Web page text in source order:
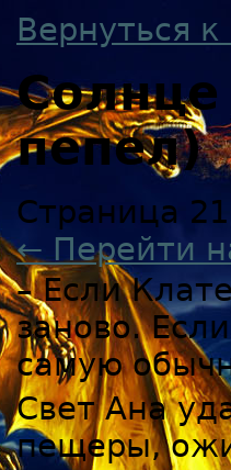
Вернуться к
пепел)
Страница
← Перейти
– Если
заново.
самую
Свет Ана
пещеры,